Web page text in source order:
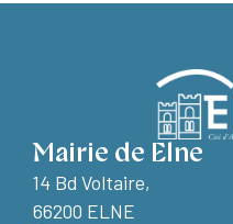
Mairie de Elne
14 Bd Voltaire,
66200 ELNE